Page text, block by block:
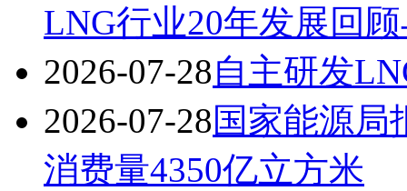
LNG行业20年发展回
2026-07-28自主研发
2026-07-28国家能源局
消费量4350亿立方米